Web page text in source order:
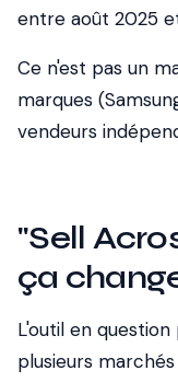
entre août 2025
Ce n'est pas un
marques
vendeurs
"Sell
ça
L'outil en
plusieurs